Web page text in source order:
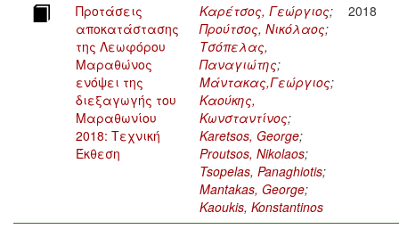
Προτάσεις
αποκατάστασης
της Λεωφόρου
Μαραθώνος
ενόψει της
διεξαγωγής του
Μαραθωνίου
2018: Τεχνική
Έκθεση
Καρέτσος, Γεώργιος;
Προύτσος, Νικόλαος;
Τσόπελας,
Παναγιώτης;
Μάντακας,Γεώργιος;
Καούκης,
Κωνσταντίνος;
Karetsos, George;
Proutsos, Nikolaos;
Tsopelas, Panaghiotis;
Mantakas, George;
Kaoukis, Konstantinos
2018